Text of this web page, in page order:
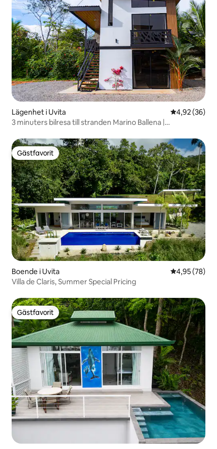
Lägenhet i Uvita 4,92 av 5 i
4,92 (36)
3 minuters bilresa till stranden Marino Ballena |
Gästfavorit
Gästfavorit
Boende i Uvita 4,95 av 5 i
4,95 (78)
Villa de Claris, Summer Special Pricing
Gästfavorit
Gästfavorit